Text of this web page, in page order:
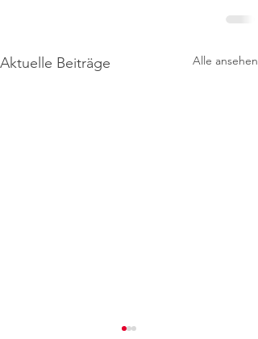
Aktuelle Beiträge Alle ansehen